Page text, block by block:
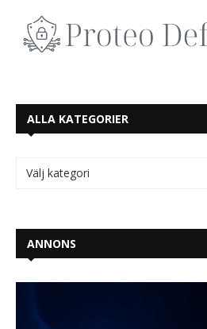
ALLA KATEGORIER
ANNONS